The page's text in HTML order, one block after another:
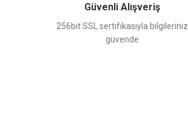
Güvenli Alışveriş
256bit SSL sertifikasıyla bilgileriniz
güvende